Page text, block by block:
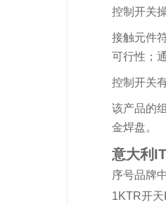
控制开关
接触元件
可行性；
控制开关
该产品的
金焊盘。
意大利
序号品牌
1KTR开天